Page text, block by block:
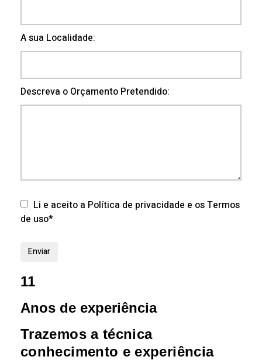
A sua Localidade:
Descreva o Orçamento Pretendido:
Li e aceito a Política de privacidade e os Termos
de uso*
11
Anos de experiência
Trazemos a técnica
conhecimento e experiência